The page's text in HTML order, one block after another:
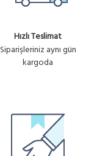
U1168
Hızlı Teslimat
Siparişleriniz aynı gün
kargoda